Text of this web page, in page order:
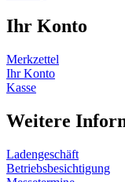
Ihr Konto
Merkzettel
Ihr Konto
Kasse
Weitere
Ladengeschäft
Betriebsbesichtigung